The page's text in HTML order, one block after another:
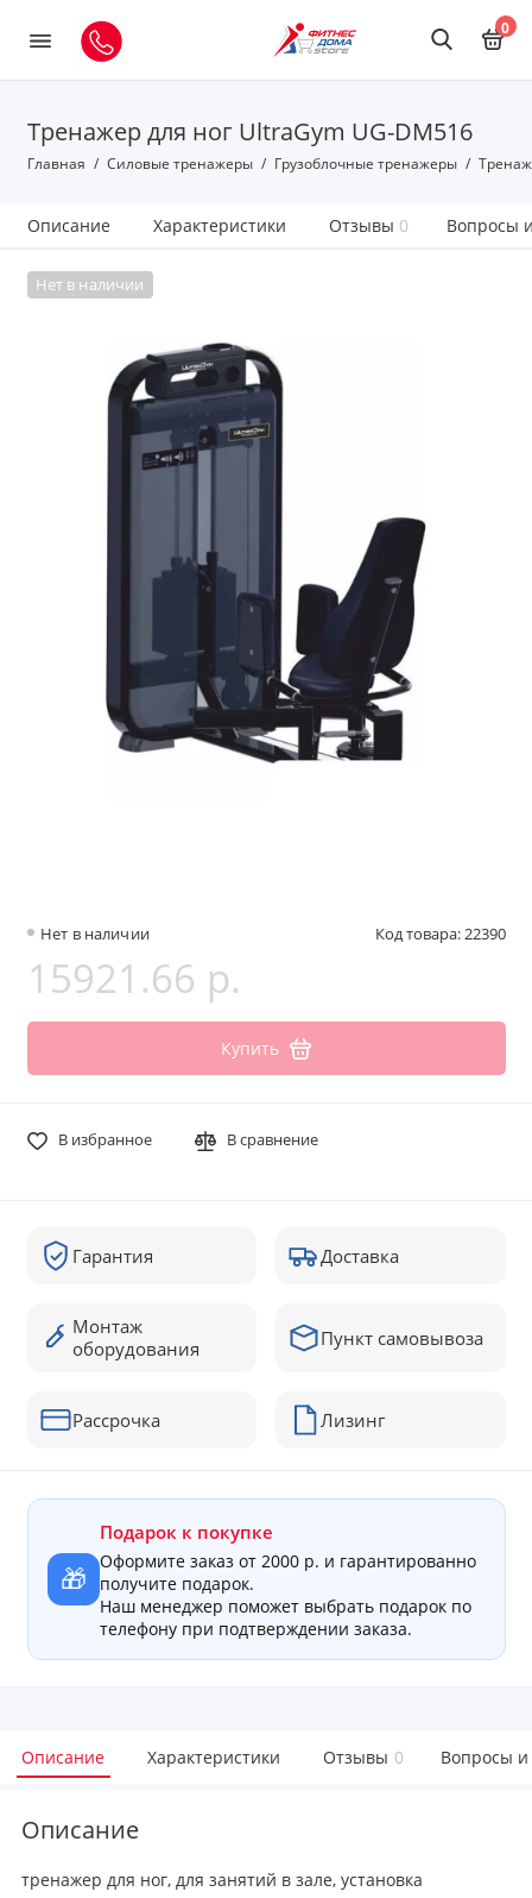
0
Тренажер для ног UltraGym UG-DM516
Главная Силовые тренажеры Грузоблочные тренажеры
Описание Характеристики Отзывы 0 Вопросы
Нет в наличии
Нет в наличии Код товара: 22390
15921.66 р.
Купить
В избранное В сравнение
Гарантия Доставка
Монтаж
оборудования
Пункт самовывоза
Рассрочка Лизинг
🎁
Подарок к покупке
Оформите заказ от 2000 р. и гарантированно
получите подарок.
Наш менеджер поможет выбрать подарок по
телефону при подтверждении заказа.
Описание Характеристики Отзывы 0 Вопросы и
Описание
тренажер для ног, для занятий в зале, установка